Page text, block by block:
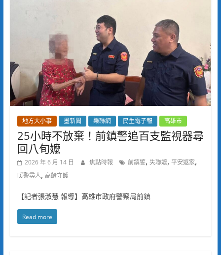
地方大小事 墨新聞 樂聯網 民生電子報 高雄市
25小時不放棄！前鎮警追百支監視器尋
回八旬嬤
2026 年 6 月 14 日 焦點時報 前鎮警, 失聯嬤, 平安返家,
暖警尋人, 高齡守護
【記者張淑慧 報導】高雄市政府警察局前鎮
Read more